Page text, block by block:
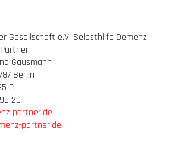
Gesellschaft e.V. Selbsthilfe Demenz
Gausmann
Berlin
0
29
partner.de
partner.de